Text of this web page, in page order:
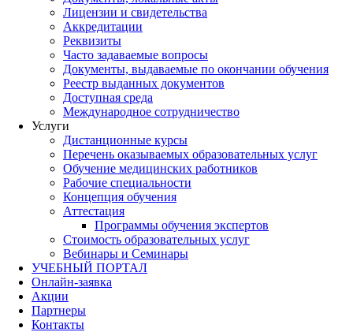
Лицензии и свидетельства
Аккредитации
Реквизиты
Часто задаваемые вопросы
Документы, выдаваемые по окончании обучения
Реестр выданных документов
Доступная среда
Международное сотрудничество
Услуги
Дистанционные курсы
Перечень оказываемых образовательных услуг
Обучение медицинских работников
Рабочие специальности
Концепция обучения
Аттестация
Программы обучения экспертов
Стоимость образовательных услуг
Вебинары и Семинары
УЧЕБНЫЙ ПОРТАЛ
Онлайн-заявка
Акции
Партнеры
Контакты